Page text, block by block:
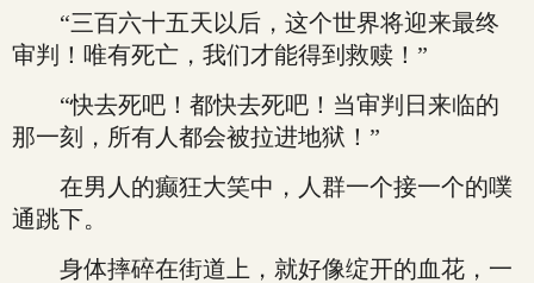
“三百六十五天以后，这个世界将迎来最终
审判！唯有死亡，我们才能得到救赎！”
“快去死吧！都快去死吧！当审判日来临的
那一刻，所有人都会被拉进地狱！”
在男人的癫狂大笑中，人群一个接一个的噗
通跳下。
身体摔碎在街道上，就好像绽开的血花，一